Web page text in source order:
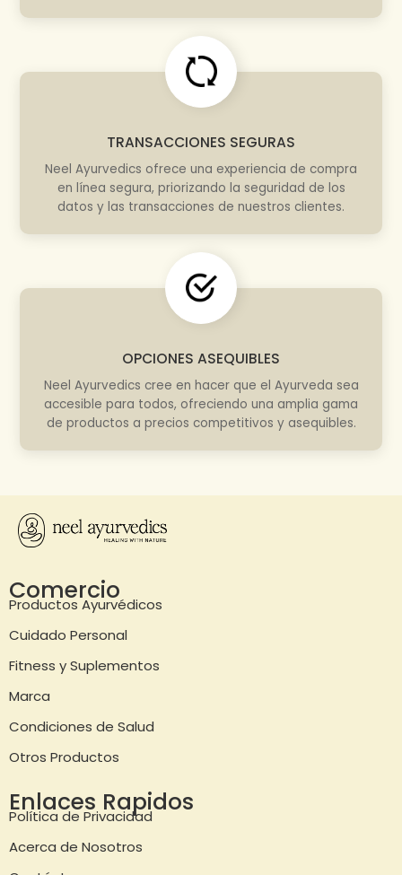
TRANSACCIONES SEGURAS
Neel Ayurvedics ofrece una experiencia de compra
en línea segura, priorizando la seguridad de los
datos y las transacciones de nuestros clientes.
OPCIONES ASEQUIBLES
Neel Ayurvedics cree en hacer que el Ayurveda sea
accesible para todos, ofreciendo una amplia gama
de productos a precios competitivos y asequibles.
Comercio
Productos Ayurvédicos
Cuidado Personal
Fitness y Suplementos
Marca
Condiciones de Salud
Otros Productos
Enlaces Rapidos
Política de Privacidad
Acerca de Nosotros